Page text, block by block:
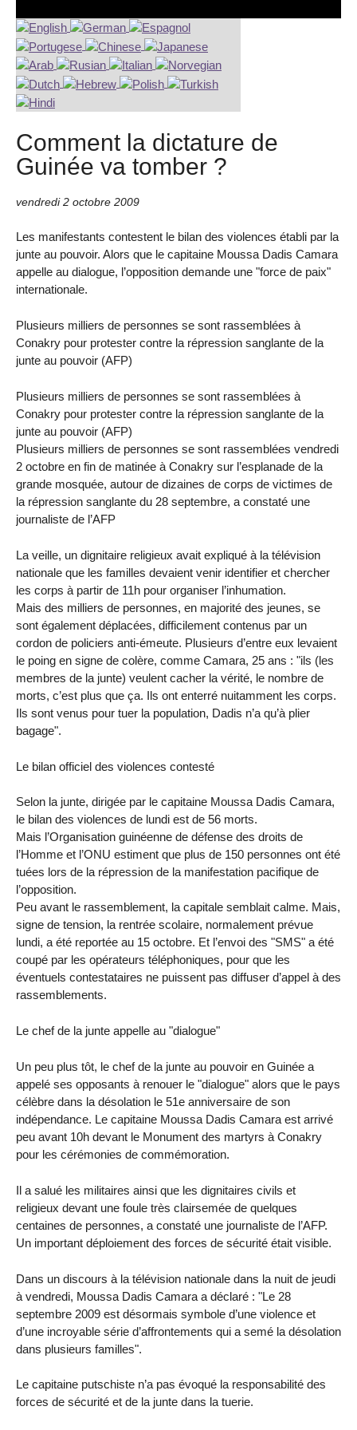
Comment la dictature de
Guinée va tomber ?
vendredi 2 octobre 2009
Les manifestants contestent le bilan des violences établi par la
junte au pouvoir. Alors que le capitaine Moussa Dadis Camara
appelle au dialogue, l’opposition demande une "force de paix"
internationale.
Plusieurs milliers de personnes se sont rassemblées à
Conakry pour protester contre la répression sanglante de la
junte au pouvoir (AFP)
Plusieurs milliers de personnes se sont rassemblées à
Conakry pour protester contre la répression sanglante de la
junte au pouvoir (AFP)
Plusieurs milliers de personnes se sont rassemblées vendredi
2 octobre en fin de matinée à Conakry sur l’esplanade de la
grande mosquée, autour de dizaines de corps de victimes de
la répression sanglante du 28 septembre, a constaté une
journaliste de l’AFP
La veille, un dignitaire religieux avait expliqué à la télévision
nationale que les familles devaient venir identifier et chercher
les corps à partir de 11h pour organiser l’inhumation.
Mais des milliers de personnes, en majorité des jeunes, se
sont également déplacées, difficilement contenus par un
cordon de policiers anti-émeute. Plusieurs d’entre eux levaient
le poing en signe de colère, comme Camara, 25 ans : "ils (les
membres de la junte) veulent cacher la vérité, le nombre de
morts, c’est plus que ça. Ils ont enterré nuitamment les corps.
Ils sont venus pour tuer la population, Dadis n’a qu’à plier
bagage".
Le bilan officiel des violences contesté
Selon la junte, dirigée par le capitaine Moussa Dadis Camara,
le bilan des violences de lundi est de 56 morts.
Mais l’Organisation guinéenne de défense des droits de
l’Homme et l’ONU estiment que plus de 150 personnes ont été
tuées lors de la répression de la manifestation pacifique de
l’opposition.
Peu avant le rassemblement, la capitale semblait calme. Mais,
signe de tension, la rentrée scolaire, normalement prévue
lundi, a été reportée au 15 octobre. Et l’envoi des "SMS" a été
coupé par les opérateurs téléphoniques, pour que les
éventuels contestataires ne puissent pas diffuser d’appel à des
rassemblements.
Le chef de la junte appelle au "dialogue"
Un peu plus tôt, le chef de la junte au pouvoir en Guinée a
appelé ses opposants à renouer le "dialogue" alors que le pays
célèbre dans la désolation le 51e anniversaire de son
indépendance. Le capitaine Moussa Dadis Camara est arrivé
peu avant 10h devant le Monument des martyrs à Conakry
pour les cérémonies de commémoration.
Il a salué les militaires ainsi que les dignitaires civils et
religieux devant une foule très clairsemée de quelques
centaines de personnes, a constaté une journaliste de l’AFP.
Un important déploiement des forces de sécurité était visible.
Dans un discours à la télévision nationale dans la nuit de jeudi
à vendredi, Moussa Dadis Camara a déclaré : "Le 28
septembre 2009 est désormais symbole d’une violence et
d’une incroyable série d’affrontements qui a semé la désolation
dans plusieurs familles".
Le capitaine putschiste n’a pas évoqué la responsabilité des
forces de sécurité et de la junte dans la tuerie.